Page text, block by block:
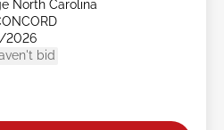
North Carolina
2026
bid